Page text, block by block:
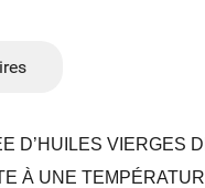
D’HUILES VIERGES
À UNE